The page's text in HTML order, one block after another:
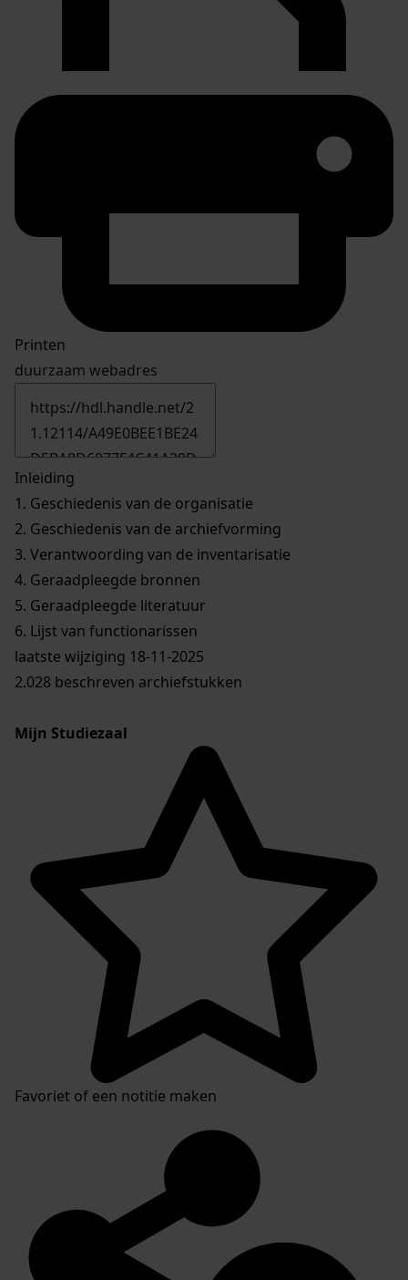
Printen
duurzaam webadres
Inleiding
1. Geschiedenis van de organisatie
2. Geschiedenis van de archiefvorming
3. Verantwoording van de inventarisatie
4. Geraadpleegde bronnen
5. Geraadpleegde literatuur
6. Lijst van functionarissen
laatste wijziging 18-11-2025
2.028 beschreven archiefstukken
Mijn Studiezaal
Favoriet of een notitie maken